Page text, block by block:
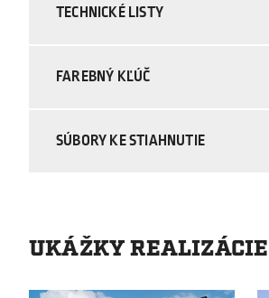
TECHNICKÉ LISTY
FAREBNÝ KĽÚČ
SÚBORY KE STIAHNUTIE
UKÁŽKY